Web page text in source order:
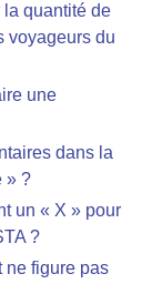
quantité de
voyageurs du
une
dans la
» ?
un « X » pour
?
ne figure pas